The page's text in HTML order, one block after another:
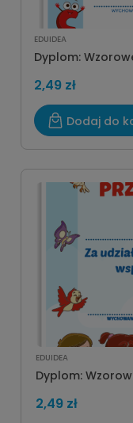
EDUIDEA
Dyplom:
2,49 zł
Dodaj do
EDUIDEA
Dyplom:
2,49 zł